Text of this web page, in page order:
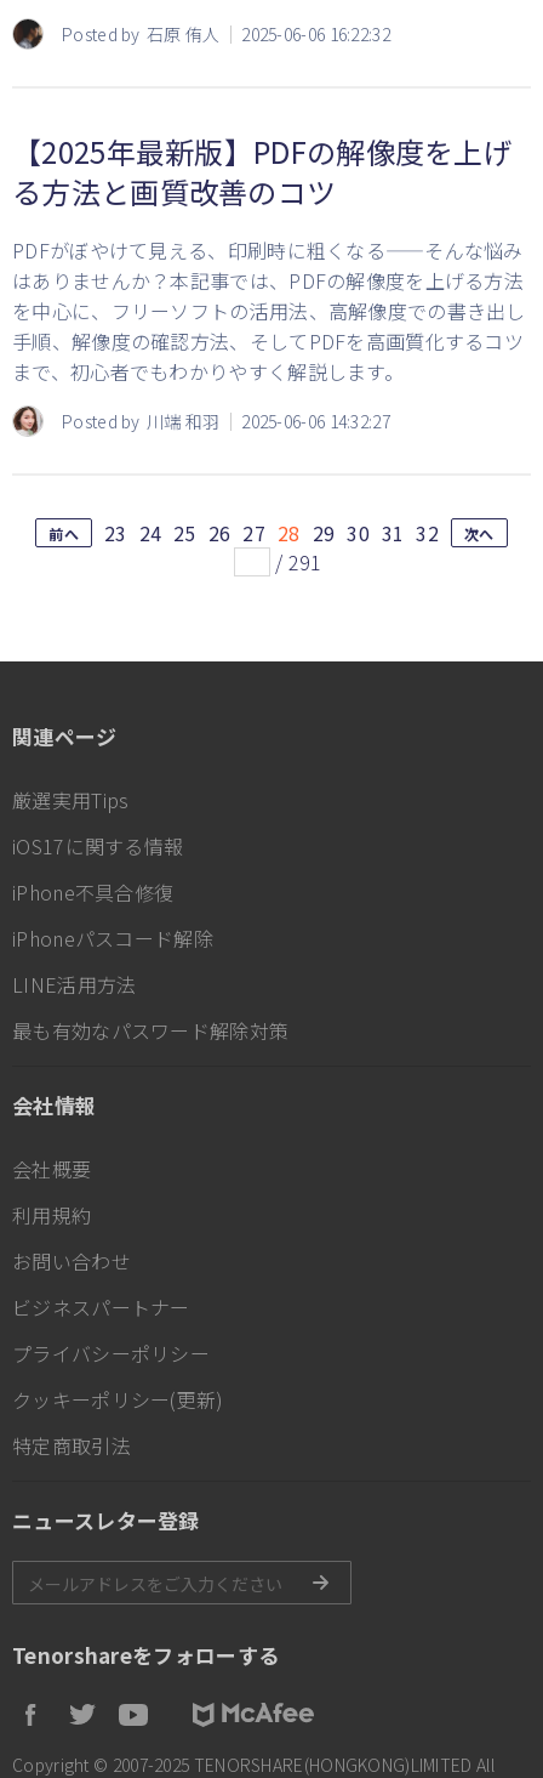
Posted by 石原 侑人 2025-06-06 16:22:32
【2025年最新版】PDFの解像度を上げ
る方法と画質改善のコツ
PDFがぼやけて見える、印刷時に粗くなる——そんな悩み
はありませんか？本記事では、PDFの解像度を上げる方法
を中心に、フリーソフトの活用法、高解像度での書き出し
手順、解像度の確認方法、そしてPDFを高画質化するコツ
まで、初心者でもわかりやすく解説します。
Posted by 川端 和羽 2025-06-06 14:32:27
前へ 23 24 25 26 27 28 29 30 31 32 次へ
/ 291
関連ページ
厳選実用Tips
iOS17に関する情報
iPhone不具合修復
iPhoneパスコード解除
LINE活用方法
最も有効なパスワード解除対策
会社情報
会社概要
利用規約
お問い合わせ
ビジネスパートナー
プライバシーポリシー
クッキーポリシー(更新)
特定商取引法
ニュースレター登録
Tenorshareをフォローする
Copyright © 2007-2025 TENORSHARE(HONGKONG)LIMITED All